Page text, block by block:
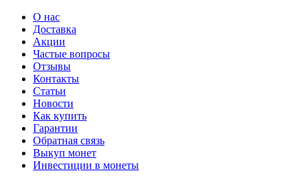
О нас
Доставка
Акции
Частые вопросы
Отзывы
Контакты
Статьи
Новости
Как купить
Гарантии
Обратная связь
Выкуп монет
Инвестиции в монеты